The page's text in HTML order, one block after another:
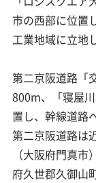
市の西部に位置
工業地域に立地
第二京阪道路「
800m、「寝屋
置し、幹線道路
第二京阪道路は
（大阪府門真
府久世郡久御山